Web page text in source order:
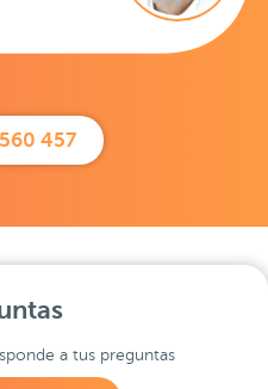
457
a tus preguntas